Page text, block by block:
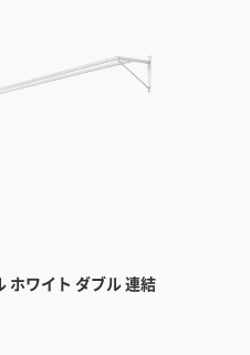
ホワイト ダブル 連結